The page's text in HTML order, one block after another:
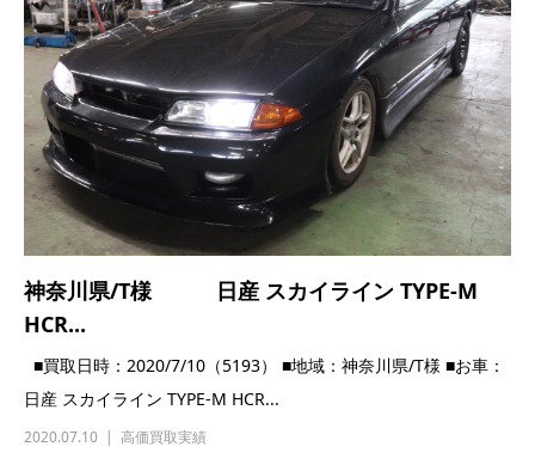
神奈川県/T様 日産 スカイライン TYPE-M
HCR...
■買取日時：2020/7/10（5193） ■地域：神奈川県/T様 ■お車：
日産 スカイライン TYPE-M HCR...
2020.07.10